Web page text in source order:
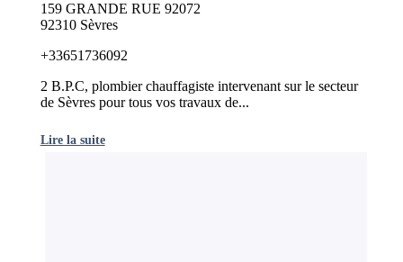
159 GRANDE RUE 92072
92310 Sèvres
+33651736092
2 B.P.C, plombier chauffagiste intervenant sur le secteur
de Sèvres pour tous vos travaux de...
Lire la suite